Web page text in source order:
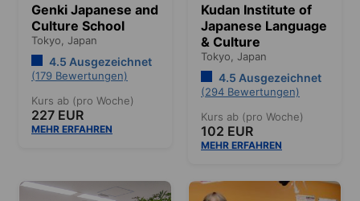
Genki Japanese and
Culture School
Tokyo, Japan
4.5 Ausgezeichnet
(179 Bewertungen)
Kurs ab (pro Woche)
227 EUR
MEHR ERFAHREN
Kudan Institute of
Japanese Language
& Culture
Tokyo, Japan
4.5 Ausgezeichnet
(294 Bewertungen)
Kurs ab (pro Woche)
102 EUR
MEHR ERFAHREN